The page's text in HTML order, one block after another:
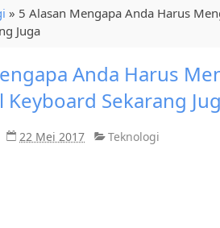
» 5 Alasan Mengapa Anda Harus
Juga
Anda Harus
Keyboard Sekarang
22 Mei 2017 Teknologi